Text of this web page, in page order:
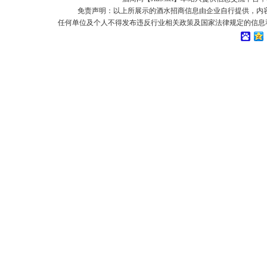
免责声明：以上所展示的酒水招商信息由企业自行提供，
任何单位及个人不得发布违反行业相关政策及国家法律规定的信